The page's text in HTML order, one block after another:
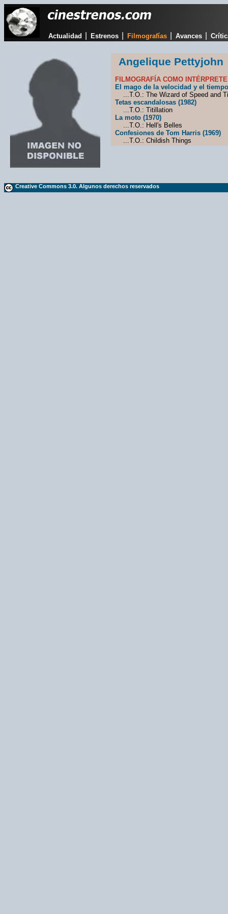
Actualidad Estrenos Filmografías Avances
Angelique Pettyjohn
FILMOGRAFÍA COMO
El mago de la velocidad y el
...T.O.: The Wizard of Speed and
Tetas escandalosas (1982)
...T.O.: Titillation
La moto (1970)
...T.O.: Hell's Belles
Confesiones de Tom Harris (1969)
...T.O.: Childish Things
Creative Commons 3.0. Algunos derechos reservados